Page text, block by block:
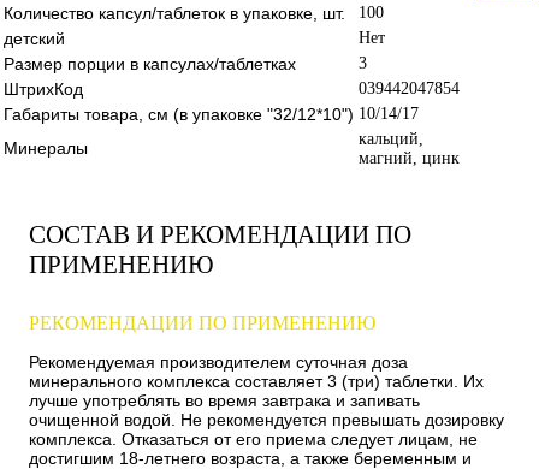
Количество капсул/таблеток в упаковке, шт. 100
детский Нет
Размер порции в капсулах/таблетках 3
ШтрихКод 039442047854
Габариты товара, см (в упаковке "32/12*10") 10/14/17
Минералы
кальций,
магний, цинк
СОСТАВ И РЕКОМЕНДАЦИИ ПО
ПРИМЕНЕНИЮ
РЕКОМЕНДАЦИИ ПО ПРИМЕНЕНИЮ
Рекомендуемая производителем суточная доза
минерального комплекса составляет 3 (три) таблетки. Их
лучше употреблять во время завтрака и запивать
очищенной водой. Не рекомендуется превышать дозировку
комплекса. Отказаться от его приема следует лицам, не
достигшим 18-летнего возраста, а также беременным и